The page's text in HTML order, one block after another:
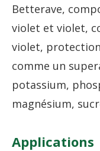
Betterave,
violet et violet,
violet,
comme un
potassium,
magnésium,
Applications